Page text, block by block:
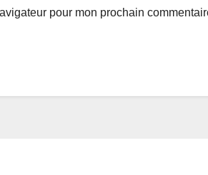
pour mon prochain